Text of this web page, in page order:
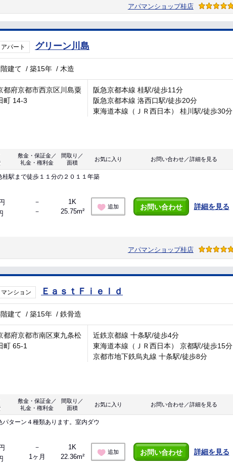
アパマンショップ桂店
アパート グリーン川島
建て /築15年 / 木造
都府京都市西京区川島粟
町 14-3
阪急京都本線 桂駅/徒歩11分
阪急京都本線 洛西口駅/徒歩20分
東海道本線（ＪＲ西日本） 桂川駅/徒歩30分
敷金・保証金／
礼金・権利金
間取り／
面積
お気に入り お問い合わせ／詳細を見る
まで徒歩１１分の２０１１年築
－
－
1K
25.75m²
追加 お問い合わせ 詳細を見る
アパマンショップ桂店
マンション ＥａｓｔＦｉｅｌｄ
建て /築15年 /鉄骨造
都府京都市南区東九条松
町 65-1
近鉄京都線 十条駅/徒歩4分
東海道本線（ＪＲ西日本） 京都駅/徒歩15分
京都市地下鉄烏丸線 十条駅/徒歩8分
敷金・保証金／
礼金・権利金
間取り／
面積
お気に入り お問い合わせ／詳細を見る
ターン４種類あります。室内ダウ
－
1ヶ月
1K
22.36m²
追加 お問い合わせ 詳細を見る